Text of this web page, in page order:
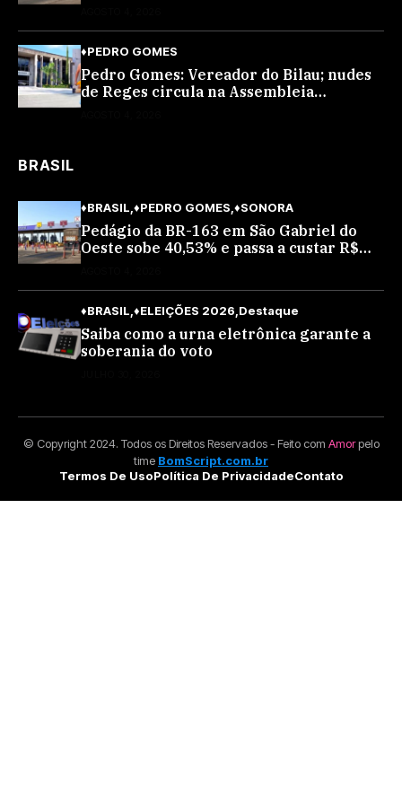
♦PEDRO GOMES
Pedro Gomes: Vereador do Bilau; nudes
de Reges circula na Assembleia
BRASIL
♦BRASIL ♦PEDRO GOMES ♦SONORA
Pedágio da BR-163 em São Gabriel do
Oeste sobe 40,53% e passa a custar R$
♦BRASIL ♦ELEIÇÕES 2026 Destaque
Saiba como a urna eletrônica garante a
soberania do voto
© Copyright 2024. Todos os Direitos Reservados - Feito com Amorpelo
time BomScript.com.br
Termos De UsoPolítica De PrivacidadeContato